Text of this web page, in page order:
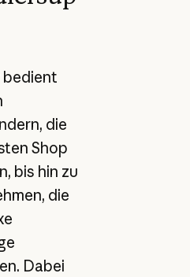
die
Shop
bis hin zu
die
Dabei